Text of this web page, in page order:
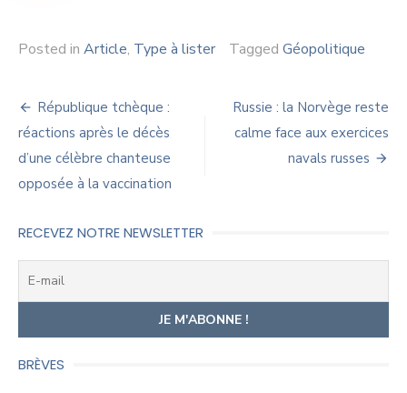
Posted in Article, Type à lister Tagged Géopolitique
Navigation
de
l’article
République tchèque :
réactions après le décès
d’une célèbre chanteuse
opposée à la vaccination
Russie : la Norvège reste
calme face aux exercices
navals russes
RECEVEZ NOTRE NEWSLETTER
BRÈVES